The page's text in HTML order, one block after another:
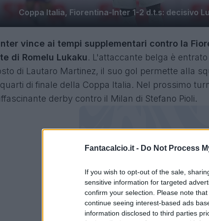
Fantacalcio.it - Do Not Process
If you wish to opt-out of the sale,
sensitive information for targeted
confirm your selection. Please note
continue seeing interest-based ads
information disclosed to third parties
Coppa Italia, Fiorentina-Inter 1-2 d.t.s: decisivo
vince ai tempi supplementari contro la
di Romelu Lukaku. L'attaccante belga è
di Lautaro Martinez, il suo gol permette alla
di finale della Coppa Italia. Nel prossimo
derby contro il Milan di Stefano Pioli.